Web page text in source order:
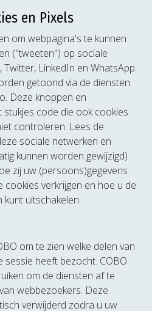
en Pixels
om webpagina's te kunnen
("tweeten") op sociale
LinkedIn en WhatsApp.
getoond via de diensten
Deze knoppen en
code die ook cookies
controleren. Lees de
sociale netwerken en
kunnen worden gewijzigd)
zij uw (persoons)gegevens
cookies verkrijgen en hoe u de
uitschakelen.
om te zien welke delen van
sessie heeft bezocht. COBO
om de diensten af te
webbezoekers. Deze
verwijderd zodra u uw